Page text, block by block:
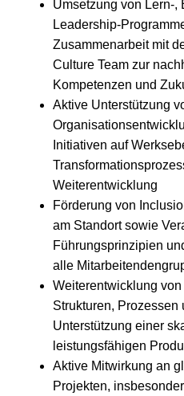
Umsetzung von Lern-,
Leadership-
Zusammenarbeit mit
Culture Team zur
Kompetenzen und
Aktive Unterstützung
Initiativen auf
Weiterentwicklung
Förderung von
am Standort sowie
Führungsprinzipien
alle
Weiterentwicklung
Strukturen, Prozessen
Unterstützung einer
leistungsfähigen
Aktive Mitwirkung an
Projekten,